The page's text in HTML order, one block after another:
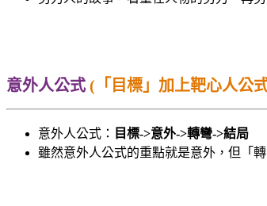
意外人公式 (「目標」加上靶心人公
意外人公式： 目標->意外->轉彎->結局
雖然意外人公式的重點就是意外，但「